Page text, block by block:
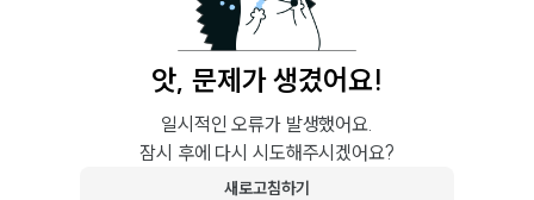
앗, 문제가 생겼어요!
일시적인 오류가 발생했어요.
잠시 후에 다시 시도해주시겠어요?
새로고침하기